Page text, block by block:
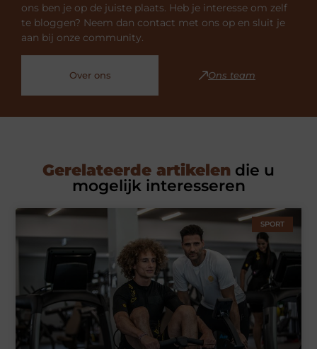
ons ben je op de juiste plaats. Heb je interesse om zelf
te bloggen? Neem dan contact met ons op en sluit je
aan bij onze community.
Over ons Ons team
Gerelateerde artikelen die u
mogelijk interesseren
SPORT